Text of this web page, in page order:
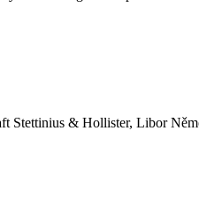
Stettinius & Hollister, Libor